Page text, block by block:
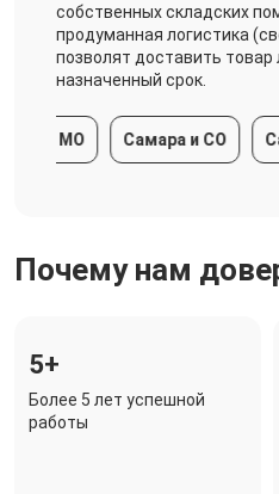
собственных складских
продуманная логистика
позволят доставить
назначенный срок.
Самара и СО
Почему нам
5+
Более 5 лет успешной
работы